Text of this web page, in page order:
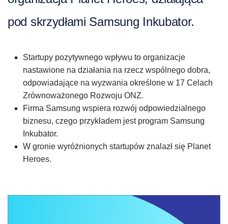
pod skrzydłami Samsung Inkubator.
Startupy pozytywnego wpływu to organizacje
nastawione na działania na rzecz wspólnego dobra,
odpowiadające na wyzwania określone w 17 Celach
Zrównoważonego Rozwoju ONZ.
Firma Samsung wspiera rozwój odpowiedzialnego
biznesu, czego przykładem jest program Samsung
Inkubator.
W gronie wyróżnionych startupów znalazł się Planet
Heroes.